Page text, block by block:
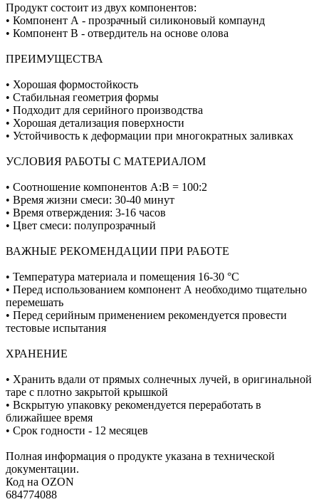
Продукт состоит из двух компонентов:
• Компонент А - прозрачный силиконовый компаунд
• Компонент В - отвердитель на основе олова
ПРЕИМУЩЕСТВА
• Хорошая формостойкость
• Стабильная геометрия формы
• Подходит для серийного производства
• Хорошая детализация поверхности
• Устойчивость к деформации при многократных заливках
УСЛОВИЯ РАБОТЫ С МАТЕРИАЛОМ
• Соотношение компонентов А:В = 100:2
• Время жизни смеси: 30-40 минут
• Время отверждения: 3-16 часов
• Цвет смеси: полупрозрачный
ВАЖНЫЕ РЕКОМЕНДАЦИИ ПРИ РАБОТЕ
• Температура материала и помещения 16-30 °C
• Перед использованием компонент А необходимо тщательно
перемешать
• Перед серийным применением рекомендуется провести
тестовые испытания
ХРАНЕНИЕ
• Хранить вдали от прямых солнечных лучей, в оригинальной
таре с плотно закрытой крышкой
• Вскрытую упаковку рекомендуется переработать в
ближайшее время
• Срок годности - 12 месяцев
Полная информация о продукте указана в технической
документации.
Код на OZON
684774088